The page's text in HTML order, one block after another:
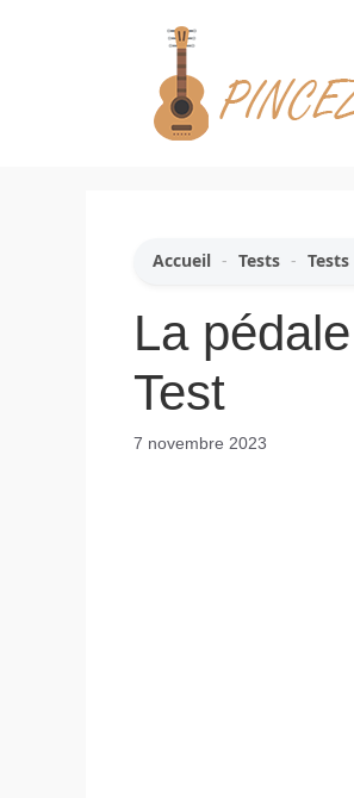
Accueil - Tests -
La
Test
7 novembre 2023